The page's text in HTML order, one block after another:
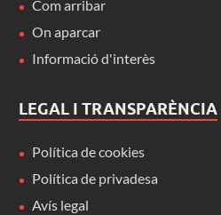
Com arribar
On aparcar
Informació d'interès
LEGAL I TRANSPARÈNCIA
Política de cookies
Política de privadesa
Avís legal